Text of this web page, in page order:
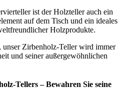
ist der Holzteller auch ein
auf dem Tisch und ein ideales
Holzprodukte.
Zirbenholz-Teller wird immer
und seiner außergewöhnlichen
Tellers – Bewahren Sie seine